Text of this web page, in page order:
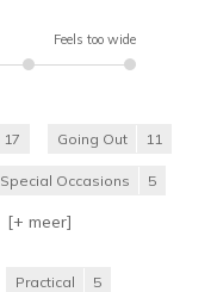
Feels too wide
17 Going Out 11
Special Occasions 5
[+ meer]
Practical 5